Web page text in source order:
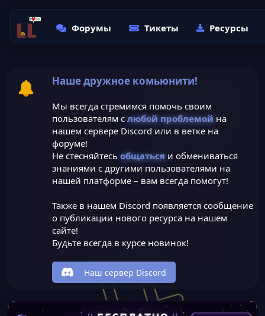
Форумы Тикеты Ресурсы
Наше дружное комьюнити!
Мы всегда стремимся помочь своим
пользователям с любой проблемойна
нашем сервере Discord или в ветке на
форуме!
Не стесняйтесь общатьсяи обмениваться
знаниями с другими пользователями на
нашей платформе – вам всегда помогут!
Также в нашем Discord появляется сообщение
о публикации нового ресурса на нашем
сайте!
Будьте всегда в курсе новинок!
Наш сервер Discord